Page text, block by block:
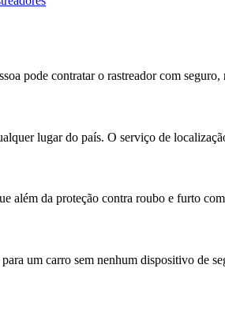
pode contratar o rastreador com
lugar do país. O serviço de
além da proteção contra roubo e furto
um carro sem nenhum dispositivo de